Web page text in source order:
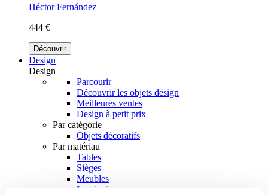
Héctor Fernández
444 €
Découvrir
Design
Design
Parcourir
Découvrir les objets design
Meilleures ventes
Design à petit prix
Par catégorie
Objets décoratifs
Par matériau
Tables
Sièges
Meubles
Luminaires